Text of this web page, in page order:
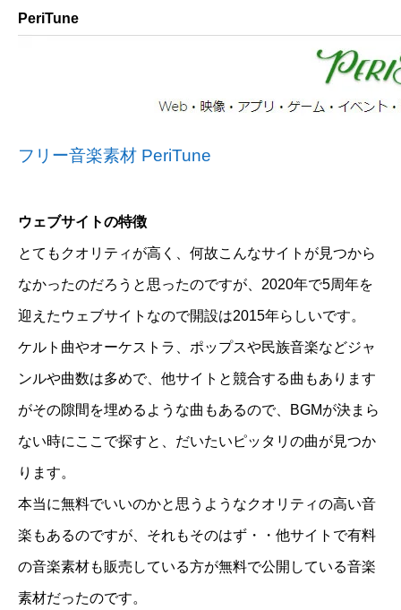
PeriTune
フリー音楽素材 PeriTune
ウェブサイトの特徴
とてもクオリティが高く、何故こんなサイトが見つから
なかったのだろうと思ったのですが、2020年で5周年を
迎えたウェブサイトなので開設は2015年らしいです。
ケルト曲やオーケストラ、ポップスや民族音楽などジャ
ンルや曲数は多めで、他サイトと競合する曲もあります
がその隙間を埋めるような曲もあるので、BGMが決まら
ない時にここで探すと、だいたいピッタリの曲が見つか
ります。
本当に無料でいいのかと思うようなクオリティの高い音
楽もあるのですが、それもそのはず・・他サイトで有料
の音楽素材も販売している方が無料で公開している音楽
素材だったのです。